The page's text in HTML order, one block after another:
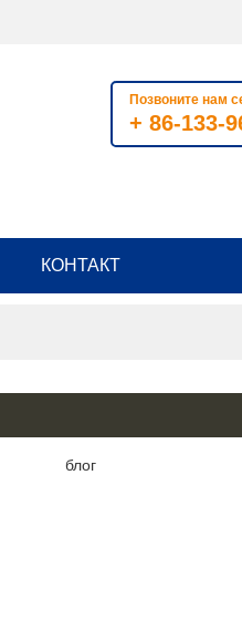
Позвоните нам
+ 86-133-
КОНТАКТ
блог